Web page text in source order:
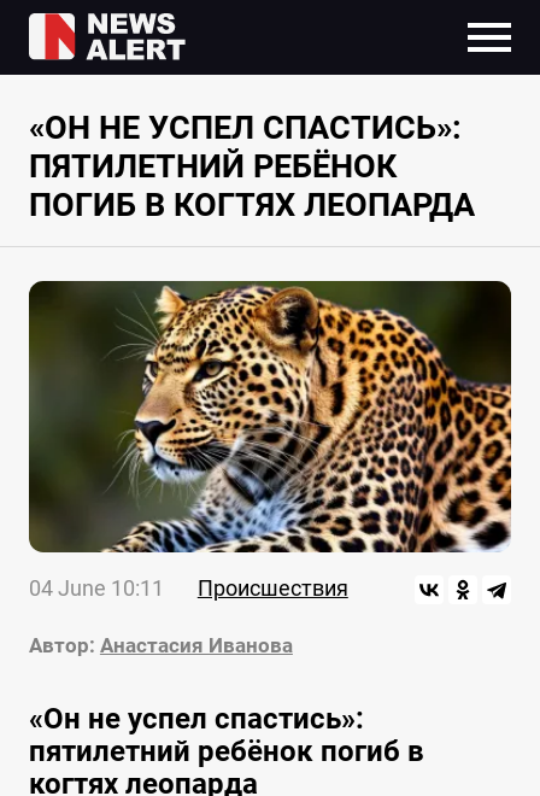
«ОН НЕ УСПЕЛ СПАСТИСЬ»:
ПЯТИЛЕТНИЙ РЕБЁНОК
ПОГИБ В КОГТЯХ ЛЕОПАРДА
04 June 10:11 Происшествия
Автор: Анастасия Иванова
«Он не успел спастись»:
пятилетний ребёнок погиб в
когтях леопарда